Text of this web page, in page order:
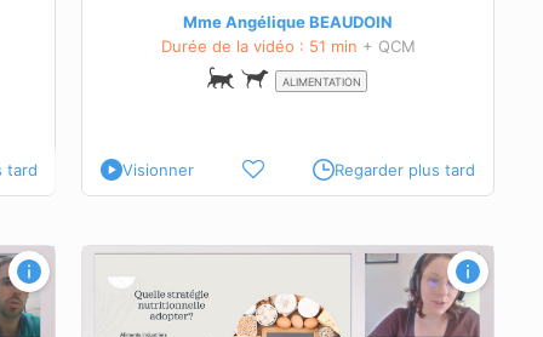
tard
Mme Angélique BEAUDOIN
Durée de la vidéo : 51 min + QCM
ALIMENTATION
Visionner Regarder plus tard